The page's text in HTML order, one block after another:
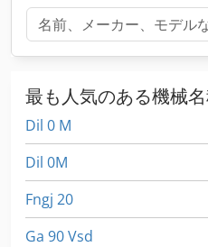
最も人気のある機械
Dil 0 M
Dil 0M
Fngj 20
Ga 90 Vsd